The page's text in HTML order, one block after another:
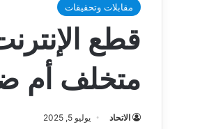
مقابلات وتحقيقات
قطع
متخلف أم
الاتحاد يوليو 5, 2025